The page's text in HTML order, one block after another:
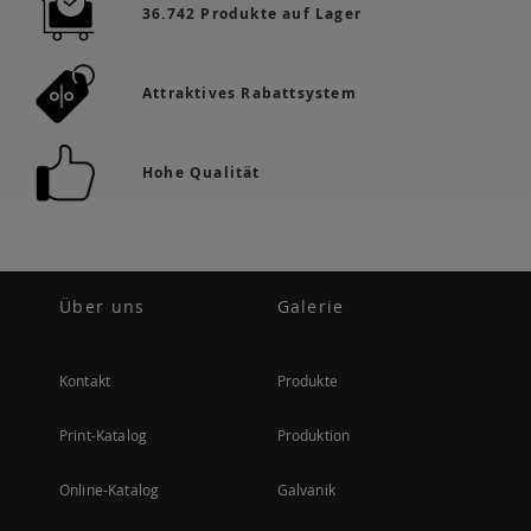
36.742 Produkte auf Lager
Attraktives Rabattsystem
Hohe Qualität
Über uns
Kontakt
Print-Katalog
Online-Katalog
Galerie
Produkte
Produktion
Galvanik